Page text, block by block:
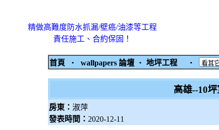
精做高難度防水抓漏/壁癌/油漆等工程
責任施工、合約保固！
首頁 ‧ wallpapers 論壇 ‧ 地坪工程 ‧
高雄--10
房東： 淑萍
發表時間： 2020-12-11